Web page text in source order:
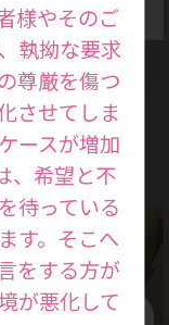
様やそのご
執拗な要求
尊厳を傷つ
させてしま
ースが増加
、希望と不
待っている
す。そこへ
をする方が
が悪化して